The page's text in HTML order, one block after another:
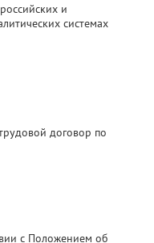
и
системах
договор по
с Положением об